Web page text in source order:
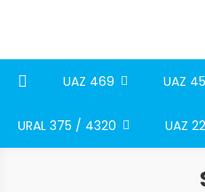
UAZ 469 UAZ
URAL 375 / 4320 UAZ